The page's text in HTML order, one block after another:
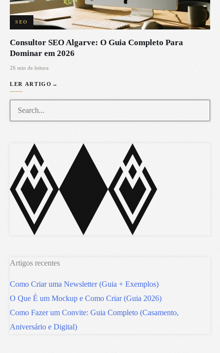
SEO
Consultor SEO Algarve: O Guia Completo Para
Dominar em 2026
26 min de leitura
LER ARTIGO →
Artigos recentes
Como Criar uma Newsletter (Guia + Exemplos)
O Que É um Mockup e Como Criar (Guia 2026)
Como Fazer um Convite: Guia Completo (Casamento,
Aniversário e Digital)